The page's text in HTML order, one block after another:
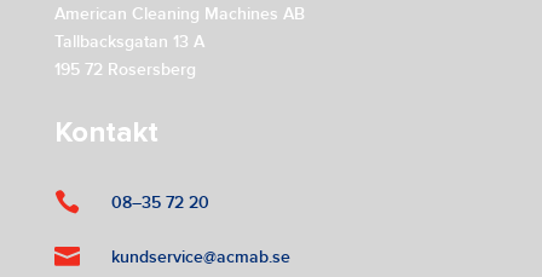
American Cleaning Machines AB
Tallbacksgatan 13 A
195 72 Rosersberg
Kontakt
 08–35 72 20
 kundservice@acmab.se